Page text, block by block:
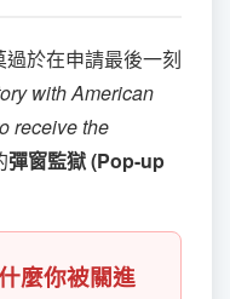
於在申請最後一刻
with American
receive the
彈窗監獄 (Pop-up
麼你被關進